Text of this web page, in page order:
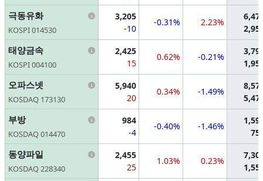
극동유화
KOSPI 014530
Information
3,205
-10
-0.31% 2.23%
태양금속
KOSPI 004100
Information
2,425
15
0.62% -0.21%
오파스넷
KOSDAQ 173130
Information
5,940
20
0.34% -1.49%
부방
KOSDAQ 014470
Information
984
-4
-0.40% -1.46%
동양파일
KOSDAQ 228340
Information
2,455
25
1.03% 0.23%